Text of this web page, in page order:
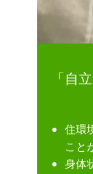
「自
住環
こと
身体